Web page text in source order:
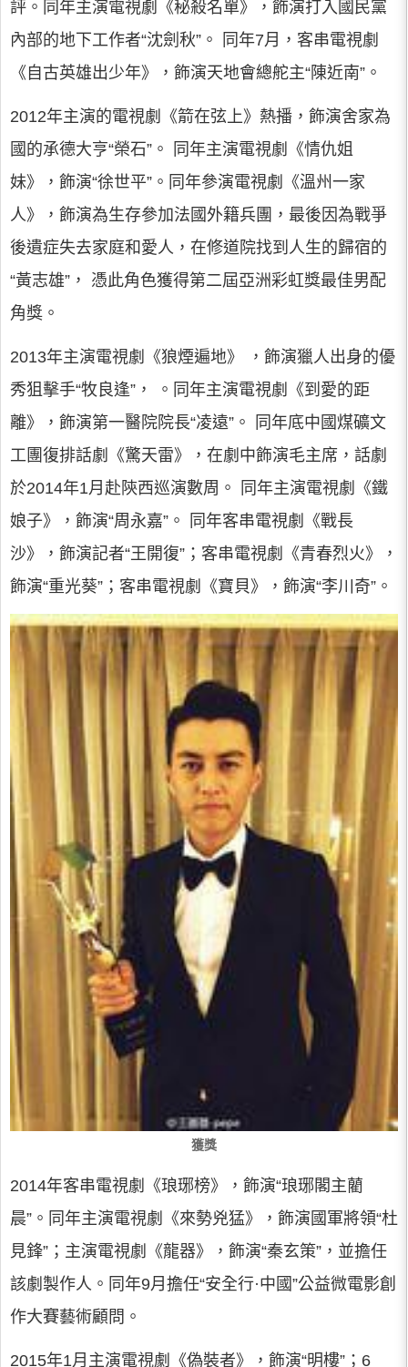
評。同年主演電視劇《秘殺名單》，飾演打入國民黨
內部的地下工作者“沈劍秋”。 同年7月，客串電視劇
《自古英雄出少年》，飾演天地會總舵主“陳近南”。
2012年主演的電視劇《箭在弦上》熱播，飾演舍家為
國的承德大亨“榮石”。 同年主演電視劇《情仇姐
妹》，飾演“徐世平”。同年參演電視劇《溫州一家
人》，飾演為生存參加法國外籍兵團，最後因為戰爭
後遺症失去家庭和愛人，在修道院找到人生的歸宿的
“黃志雄”， 憑此角色獲得第二屆亞洲彩虹獎最佳男配
角獎。
2013年主演電視劇《狼煙遍地》 ，飾演獵人出身的優
秀狙擊手“牧良逢”， 。同年主演電視劇《到愛的距
離》，飾演第一醫院院長“凌遠”。 同年底中國煤礦文
工團復排話劇《驚天雷》，在劇中飾演毛主席，話劇
於2014年1月赴陝西巡演數周。 同年主演電視劇《鐵
娘子》，飾演“周永嘉”。 同年客串電視劇《戰長
沙》，飾演記者“王開復”；客串電視劇《青春烈火》，
飾演“重光葵”；客串電視劇《寶貝》，飾演“李川奇”。
獲獎
2014年客串電視劇《琅琊榜》，飾演“琅琊閣主藺
晨”。同年主演電視劇《來勢兇猛》，飾演國軍將領“杜
見鋒”；主演電視劇《龍器》，飾演“秦玄策”，並擔任
該劇製作人。同年9月擔任“安全行·中國”公益微電影創
作大賽藝術顧問。
2015年1月主演電視劇《偽裝者》，飾演“明樓”；6